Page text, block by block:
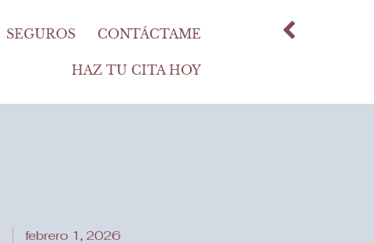
SEGUROS CONTÁCTAME
HAZ TU CITA HOY
febrero 1, 2026